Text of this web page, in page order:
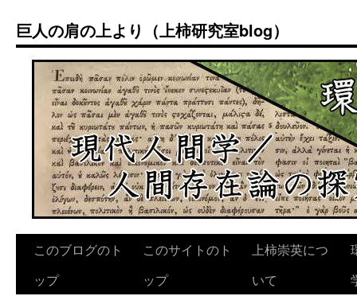
コ
ン
テ
巨人の肩の上より（上柿研究室blog）
このブログのト
ップ
このサイトのト
ップ
上柿崇英につ
いて